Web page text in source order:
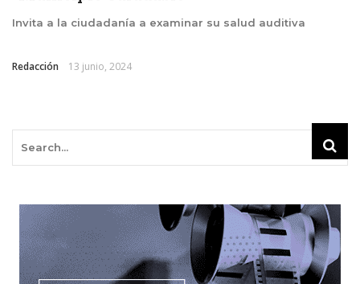
Invita a la ciudadanía a examinar su salud auditiva
Redacción 13 junio, 2024